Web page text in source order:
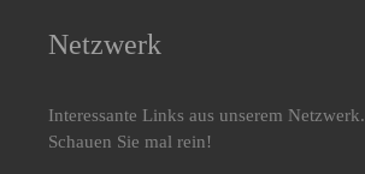
Netzwerk
Interessante Links aus unserem Netzwerk.
Schauen Sie mal rein!